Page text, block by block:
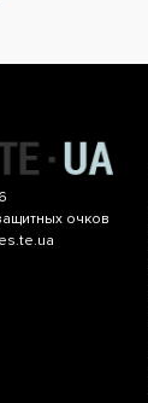
очков